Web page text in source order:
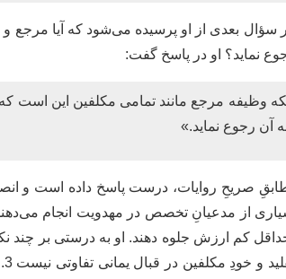
سؤال بعدی از او پرسیده می‌شود که آیا
نماید؟ او در پاسخ گفت:
وظیفه مرجع مانند تمامی مکلفین این است
آن رجوع نماید.»
مطابقِ صریحِ روایات، درست پاسخ داده است و
از مدعیانِ تخصص در مهدویت انجام